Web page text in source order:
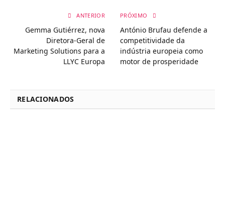
ANTERIOR
Gemma Gutiérrez, nova
Diretora-Geral de
Marketing Solutions para a
LLYC Europa
PRÓXIMO
António Brufau defende a
competitividade da
indústria europeia como
motor de prosperidade
RELACIONADOS